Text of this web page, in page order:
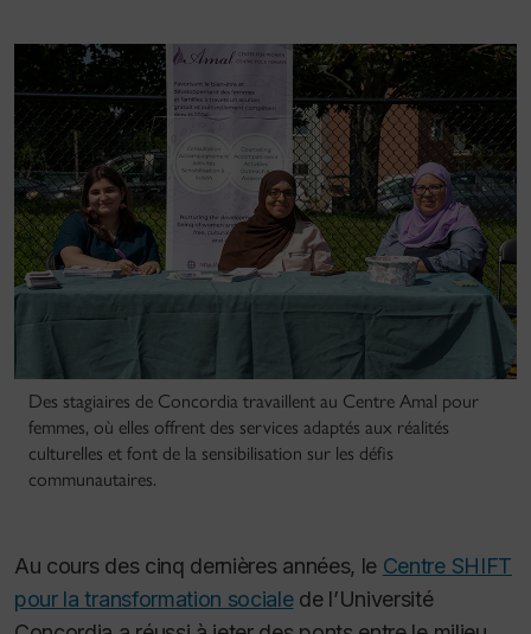
Des stagiaires de Concordia travaillent au Centre Amal pour
femmes, où elles offrent des services adaptés aux réalités
culturelles et font de la sensibilisation sur les défis
communautaires.
Au cours des cinq dernières années, le Centre SHIFT
pour la transformation socialede l’Université